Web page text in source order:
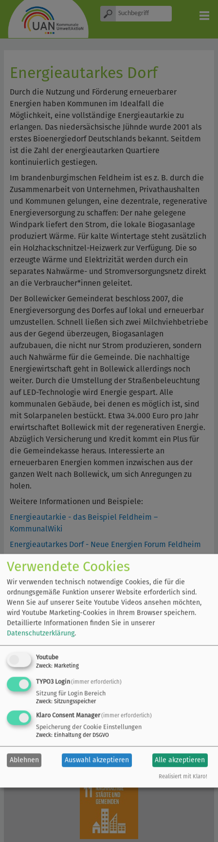
Energieautarkes Dorf
Durch die Nutzung und Förderung erneuerbarer
Energien haben Kommunen im Idealfall die
Möglichkeit, eine vollständige Energieautarkie zu
erlangen. Das niedersächsische Jühnde wurde 2001 als
erstes Bioenergiedorf Deutschlands bekannt. Seitdem
ist die Zahl der energieautarken Quartiere
kontinuierlich gestiegen.
Im brandenburgimschen Feldheim ist es z. B. durch die
Zusammenarbeit von Unternehmen, Privathaushalten
und Kommunen gelungen, eine dezentrale, regenerative
Energieversorgung zu schaffen: Der nahe gelegene
Windpark liefert den Strom, die lokale Biogasanlage
produziert Wärme. Für kalte Wintertage steht zusätzlich
ein Holzhackschnitzel-Heizwerk zur Verfügung. Die so
erzeugte Wärme und Elektrizität werden durch ein
separates Nahwärme- und Stromversorgungsnetz direkt
an die Verbraucher*innen geleitet.
Der Bollewicker Gemeinderat beschloss 2007, die
Energieversorgung des Dorfes auf lokal und erneuerbar
umzustellen. Schnell ließen sich zwei Milchviehbetriebe
aus der Gegend überzeugen, Biogasanlagen
aufzubauen, die nicht nur Strom produzieren, sondern
auch Nahwärme für die Gemeinde. Die nachhaltige
Energiewirtschaft geht in Bollewick allerdings noch
weiter. Durch die Umstellung der Straßenbeleuchtung
auf LED-Technologie wird Energie gespart. Alle
kommunalen Gebäude, bei denen es möglich ist, sind
mit Solarpanelen bestückt. Etwa 34.000 Euro pro Jahr
erwirtschaftet Bollewick mit der regenerativen Energie.
Abzüglich Versicherung und Kredit kommt ein Plus für
die Gemeindekasse heraus. Interessierte an
erneuerbaren Energien kommen inzwischen aus der
ganzen Welt nach Bollewick, um sich Anregungen zu
holen.
Weitere Informationen und Beispiele:
Energieautarkie - das Beispiel Feldheim –
KommunalWiki
Energieautarkes Dorf - Neue Energien Forum Feldheim
Bioenergiedorf - Bollewicks Landwirte heizen ein
zurück
Verwendete Cookies
Wir verwenden technisch notwendige Cookies, die für die
ordnungsgemäße Funktion unserer Website erforderlich sind.
Wenn Sie auf unserer Seite Youtube Videos ansehen möchten,
wird Youtube Marketing-Cookies in Ihrem Browser speichern.
Detaillierte Informationen finden Sie in unserer
Datenschutzerklärung.
Youtube
Zweck: Marketing
TYPO3 Login(immer erforderlich)
Sitzung für Login Bereich
Zweck: Sitzungsspeicher
Klaro Consent Manager(immer erforderlich)
Speicherung der Cookie Einstellungen
Zweck: Einhaltung der DSGVO
Ablehnen Auswahl akzeptieren Alle akzeptieren
Realisiert mit Klaro!